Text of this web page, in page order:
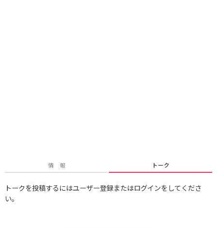
情 報 トーク
トークを投稿するにはユーザー登録またはログインをしてくださ
い。